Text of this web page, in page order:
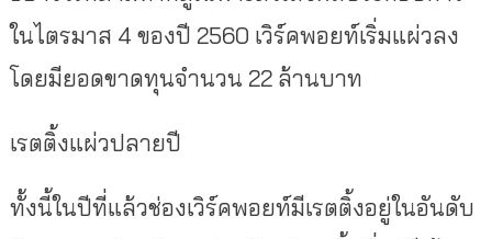
ในไตรมาส 4 ของปี 2560 เวิร์คพอยท์เริ่มแผ่วลง
โดยมียอดขาดทุนจำนวน 22 ล้านบาท
เรตติ้งแผ่วปลายปี
ทั้งนี้ในปีที่แล้วช่องเวิร์คพอยท์มีเรตติ้งอยู่ในอันดับ